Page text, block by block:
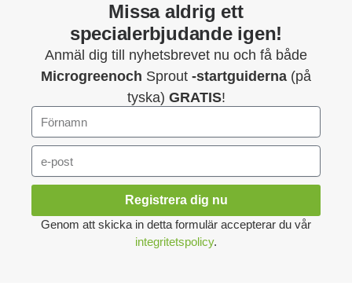
Missa aldrig ett
specialerbjudande igen!
Anmäl dig till nyhetsbrevet nu och få både
Microgreenoch Sprout -startguiderna (på
tyska) GRATIS!
Registrera dig nu
Genom att skicka in detta formulär accepterar du vår
integritetspolicy.